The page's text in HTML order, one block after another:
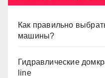
Как правильно
машины?
Гидравлические
line